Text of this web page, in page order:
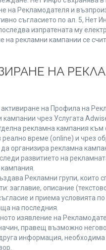
на Рекламодателя и
съгласието по ал. 5, Нет
изпратената му
на рекламни кампании се
НА
активиране на Профила на
чрез Услугата
рекламна кампания
време (online) и чрез
организира рекламна
развитието на
Рекламни групи, които
заглавие, описание
и приема условията
на последния.
изявление на
правещ възможно
информация,